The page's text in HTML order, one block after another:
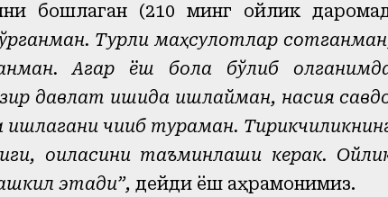
бошлаган (210 минг ойлик
Турли маҳсулотлар
Агар ёш бола бўлиб
давлат ишида ишлайман, насия
чиқиб тураман.
оиласини таъминлаши керак.
этади”, дейди ёш қаҳрамонимиз.